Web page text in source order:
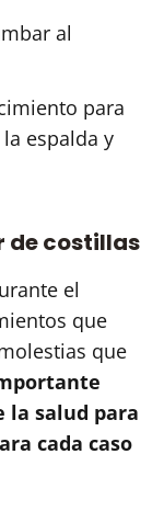
al
para
espalda y
de costillas
el
que
que
la salud para
cada caso